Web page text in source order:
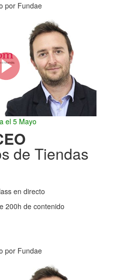
por Fundae
el 5 Mayo
de Tiendas
en directo
200h de contenido
por Fundae